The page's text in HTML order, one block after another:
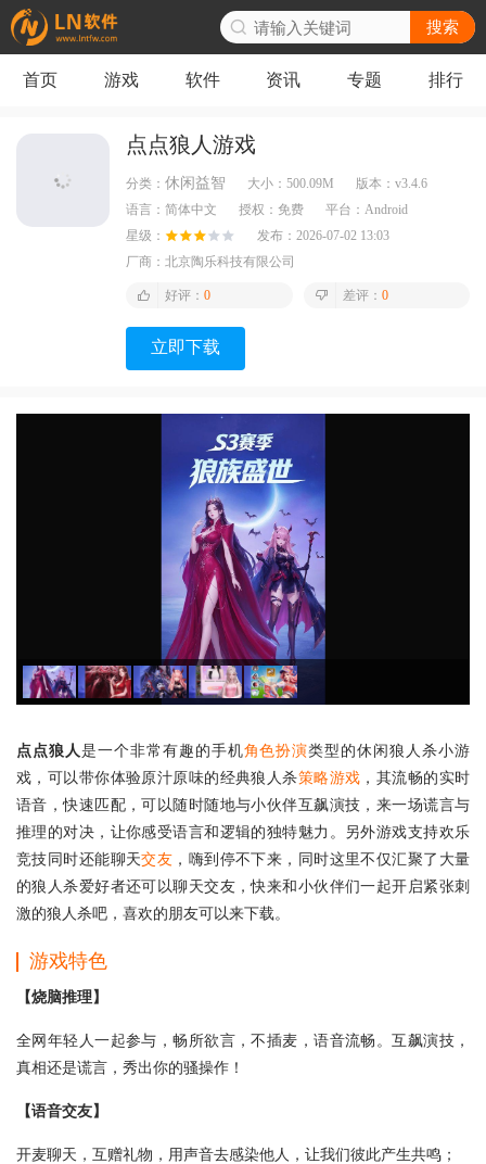
搜索
首页 游戏 软件 资讯 专题 排行
点点狼人游戏
分类： 休闲益智 大小： 500.09M 版本： v3.4.6
语言： 简体中文 授权： 免费 平台： Android
星级：
发布： 2026-07-02 13:03
厂商： 北京陶乐科技有限公司
好评： 0 差评： 0
立即下载
点点狼人 是一个非常有趣的手机角色扮演类型的休闲狼人杀小游
戏，可以带你体验原汁原味的经典狼人杀策略游戏 ，其流畅的实时
语音，快速匹配，可以随时随地与小伙伴互飙演技，来一场谎言与
推理的对决，让你感受语言和逻辑的独特魅力。另外游戏支持欢乐
竞技同时还能聊天交友 ，嗨到停不下来，同时这里不仅汇聚了大量
的狼人杀爱好者还可以聊天交友，快来和小伙伴们一起开启紧张刺
激的狼人杀吧，喜欢的朋友可以来下载。
游戏特色
【烧脑推理】
全网年轻人一起参与，畅所欲言，不插麦，语音流畅。互飙演技，
真相还是谎言，秀出你的骚操作！
【语音交友】
开麦聊天，互赠礼物，用声音去感染他人，让我们彼此产生共鸣；